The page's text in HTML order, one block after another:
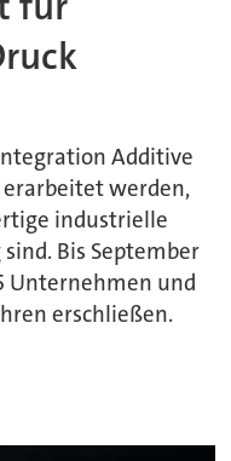
Additive
werden,
industrielle
Bis September
Unternehmen und
erschließen.